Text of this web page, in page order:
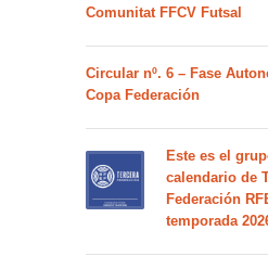
Comunitat FFCV Futsal
Circular nº. 6 – Fase
Copa Federación
Este es el
calendario de
Federación
temporada